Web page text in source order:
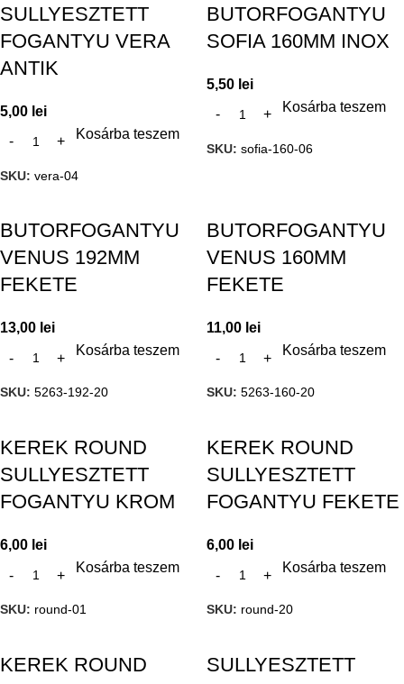
SULLYESZTETT
FOGANTYU VERA
ANTIK
5,00 lei
Kosárba teszem
SKU: vera-04
BUTORFOGANTYU
SOFIA 160MM INOX
5,50 lei
Kosárba teszem
SKU: sofia-160-06
BUTORFOGANTYU
VENUS 192MM
FEKETE
13,00 lei
Kosárba teszem
SKU: 5263-192-20
BUTORFOGANTYU
VENUS 160MM
FEKETE
11,00 lei
Kosárba teszem
SKU: 5263-160-20
KEREK ROUND
SULLYESZTETT
FOGANTYU KROM
6,00 lei
Kosárba teszem
SKU: round-01
KEREK ROUND
SULLYESZTETT
FOGANTYU FEKETE
6,00 lei
Kosárba teszem
SKU: round-20
KEREK ROUND
SULLYESZTETT